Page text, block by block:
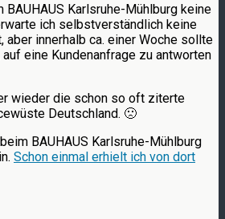
BAUHAUS Karlsruhe-Mühlburg keine
ich selbstverständlich keine
aber innerhalb ca. einer Woche sollte
eine Kundenanfrage zu antworten
wieder die schon so oft ziterte
Deutschland. 🙁
BAUHAUS Karlsruhe-Mühlburg
Schon einmal erhielt ich von dort